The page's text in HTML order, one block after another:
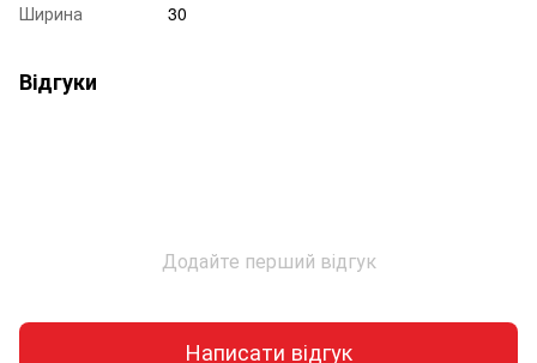
Ширина
30
Відгуки
Додайте перший відгук
Написати відгук